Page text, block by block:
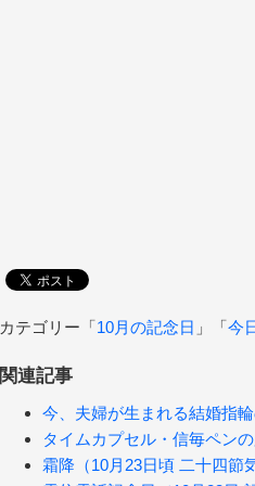
カテゴリー「10月の記念日 」「今
関連記事
今、夫婦が生まれる結婚指
タイムカプセル・信毎ペン
霜降（10月23日頃 二十四節